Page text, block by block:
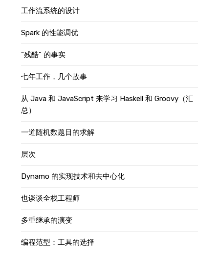
工作流系统的设计
Spark 的性能调优
“残酷” 的事实
七年工作，几个故事
从 Java 和 JavaScript 来学习 Haskell 和 Groovy（汇
总）
一道随机数题目的求解
层次
Dynamo 的实现技术和去中心化
也谈谈全栈工程师
多重继承的演变
编程范型：工具的选择